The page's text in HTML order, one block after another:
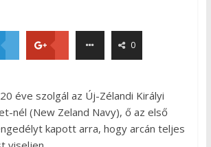
0
éve szolgál az Új-Zélandi Királyi
nél (New Zeland Navy), ő az első
kapott arra, hogy arcán teljes